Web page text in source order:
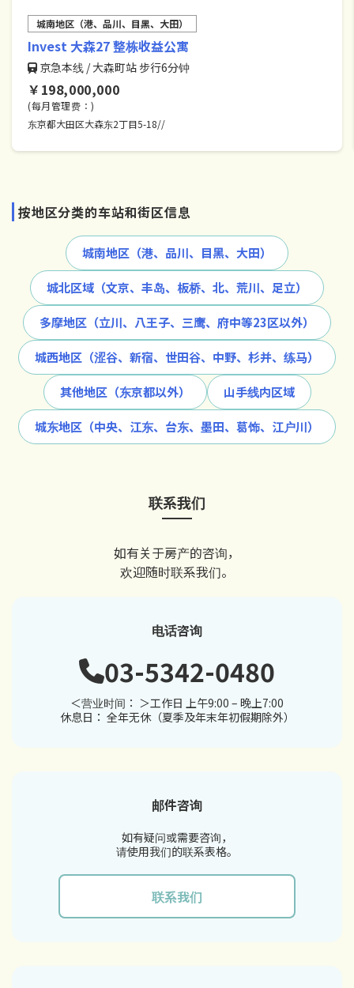
城南地区（港、品川、目黑、大田）
Invest 大森27 整栋收益公寓
京急本线 / 大森町站 步行6分钟
￥198,000,000
(每月管理费：)
东京都大田区大森东2丁目5-18//
按地区分类的车站和街区信息
城南地区（港、品川、目黑、大田）
城北区域（文京、丰岛、板桥、北、荒川、足立）
多摩地区（立川、八王子、三鹰、府中等23区以外）
城西地区（涩谷、新宿、世田谷、中野、杉并、练马）
其他地区（东京都以外） 山手线内区域
城东地区（中央、江东、台东、墨田、葛饰、江户川）
联系我们
如有关于房产的咨询，
欢迎随时联系我们。
电话咨询
03-5342-0480
＜营业时间： ＞工作日 上午9:00 – 晚上7:00
休息日： 全年无休（夏季及年末年初假期除外）
邮件咨询
如有疑问或需要咨询，
请使用我们的联系表格。
联系我们